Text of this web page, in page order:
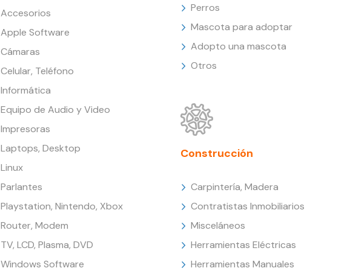
Accesorios
Apple Software
Cámaras
Celular, Teléfono
Informática
Equipo de Audio y Video
Impresoras
Laptops, Desktop
Linux
Parlantes
Playstation, Nintendo, Xbox
Router, Modem
TV, LCD, Plasma, DVD
Windows Software
Perros
Mascota para adoptar
Adopto una mascota
Otros
Construcción
Carpintería, Madera
Contratistas Inmobiliarios
Misceláneos
Herramientas Eléctricas
Herramientas Manuales